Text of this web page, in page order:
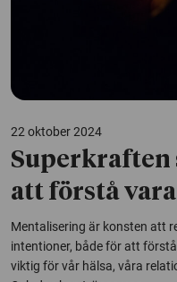
22 oktober 2024
Superkraften
att förstå
Mentalisering är konsten att
intentioner, både för att
viktig för vår hälsa, våra